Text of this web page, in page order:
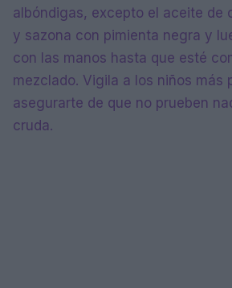
albóndigas, excepto el aceite de
y sazona con pimienta negra y
con las manos hasta que esté
mezclado. Vigila a los niños más
asegurarte de que no prueben
cruda.